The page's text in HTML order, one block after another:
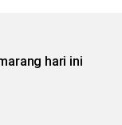
hari ini